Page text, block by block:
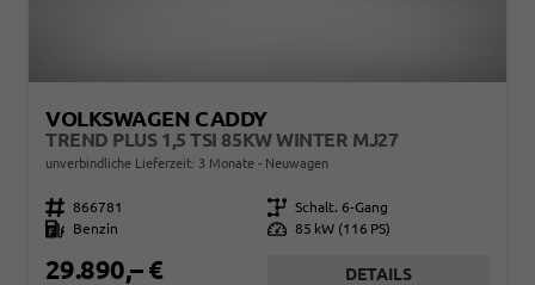
VOLKSWAGEN CADDY
TREND PLUS 1,5 TSI 85KW WINTER MJ27
unverbindliche Lieferzeit: 3 Monate Neuwagen
Fahrzeugnr. 866781 Getriebe Schalt. 6-Gang
Kraftstoff
Benzin Leistung 85 kW (116 PS)
29.890,– € DETAILS